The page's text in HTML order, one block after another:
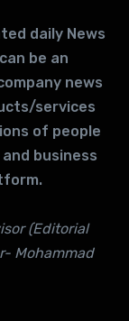
daily News
be an
news
services
of people
business
(Editorial
Mohammad